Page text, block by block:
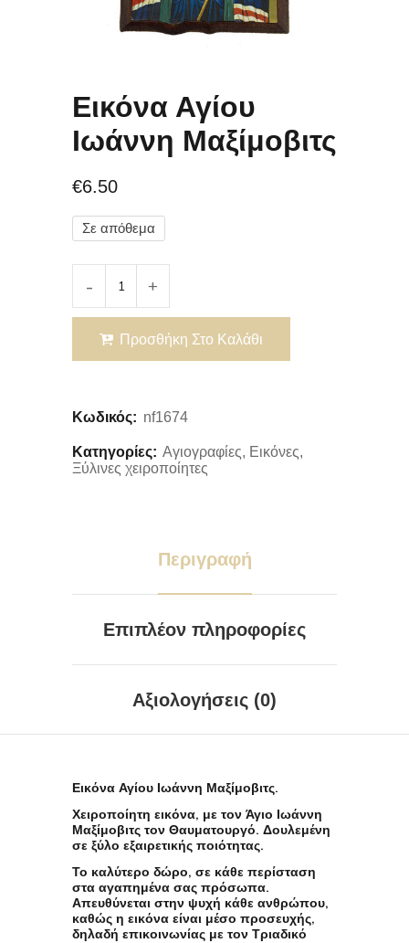
Εικόνα Αγίου
Ιωάννη Μαξίμοβιτς
€6.50
Σε απόθεμα
Προσθήκη Στο Καλάθι
Κωδικός: nf1674
Κατηγορίες: Αγιογραφίες, Εικόνες,
Ξύλινες χειροποίητες
Περιγραφή
Επιπλέον πληροφορίες
Αξιολογήσεις (0)
Εικόνα Αγίου Ιωάννη Μαξίμοβιτς.
Χειροποίητη εικόνα, με τον Άγιο Ιωάννη
Μαξίμοβιτς τον Θαυματουργό. Δουλεμένη
σε ξύλο εξαιρετικής ποιότητας.
Το καλύτερο δώρο, σε κάθε περίσταση
στα αγαπημένα σας πρόσωπα.
Απευθύνεται στην ψυχή κάθε ανθρώπου,
καθώς η εικόνα είναι μέσο προσευχής,
δηλαδή επικοινωνίας με τον Τριαδικό